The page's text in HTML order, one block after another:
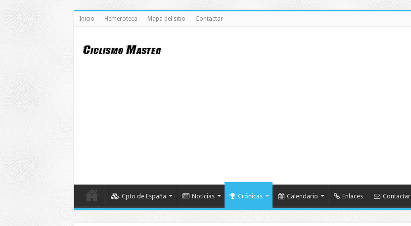
Inicio Hemeroteca Mapa del sitio Contactar
Cpto de España Noticias Crónicas Calendario Enlaces Contactar